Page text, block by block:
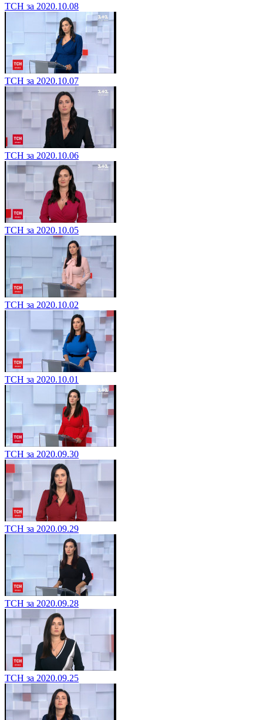
ТСН за 2020.10.08
ТСН за 2020.10.07
ТСН за 2020.10.06
ТСН за 2020.10.05
ТСН за 2020.10.02
ТСН за 2020.10.01
ТСН за 2020.09.30
ТСН за 2020.09.29
ТСН за 2020.09.28
ТСН за 2020.09.25